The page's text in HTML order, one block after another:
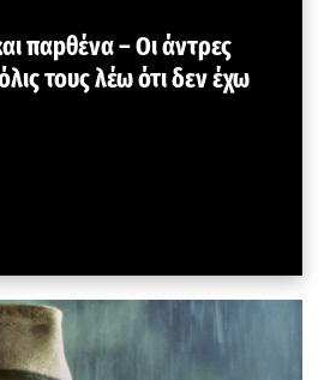
παpθένα – Οι άντρες
τους λέω ότι δεν έχω